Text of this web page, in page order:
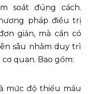
soát đúng cách.
pháp điều trị
giản, mà cần có
sâu nhằm duy trì
quan. Bao gồm:
mức độ thiếu máu